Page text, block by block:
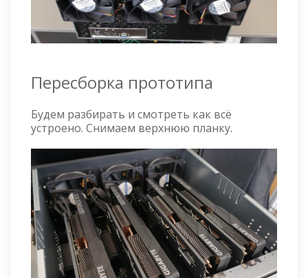
Пересборка прототипа
Будем разбирать и смотреть как всё
устроено. Снимаем верхнюю планку.